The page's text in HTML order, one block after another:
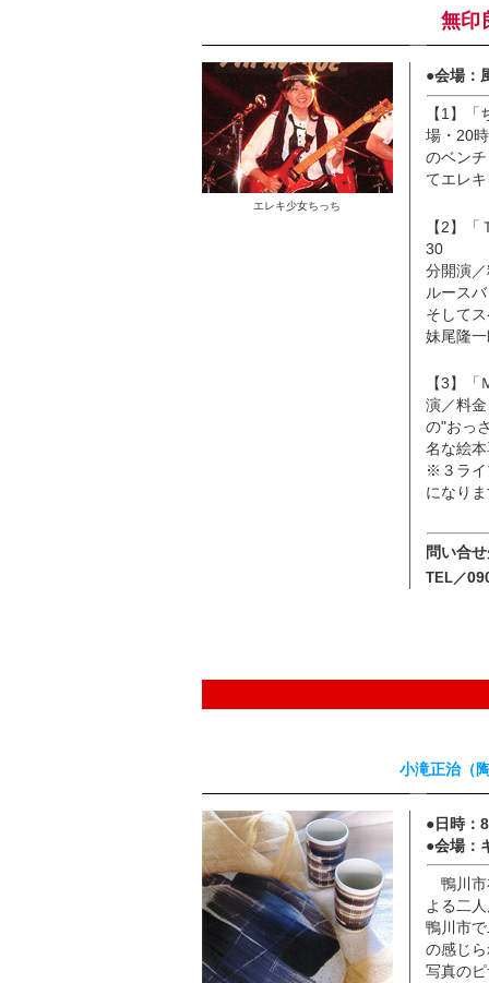
無印
エレキ少女ちっち
●会場：
【1】
場・20
のベン
てエレ
【2】
30
分開演
ルース
そして
妹尾隆
【3】
演／料
の"おっ
名な絵
※３ライ
になり
問い合
TEL／
小滝正治（
●日時：
●会場：
鴨川市
よる二
鴨川市
の感じ
写真の